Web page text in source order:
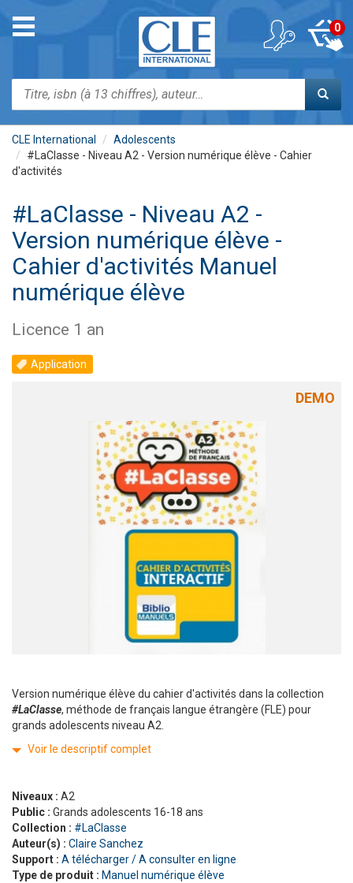
contenu
Toggle
navigation
Rechercher
0
CLE International
Adolescents
#LaClasse - Niveau A2 - Version numérique élève - Cahier
d'activités
#LaClasse - Niveau A2 -
Version numérique élève -
Cahier d'activités Manuel
numérique élève
Licence 1 an
Application
DEMO
Version numérique élève du cahier d'activités dans la collection
#LaClasse, méthode de français langue étrangère (FLE) pour
grands adolescents niveau A2.
Voir le descriptif complet
Niveaux : A2
Public : Grands adolescents 16-18 ans
Collection : #LaClasse
Auteur(s) : Claire Sanchez
Support : A télécharger / A consulter en ligne
Type de produit : Manuel numérique élève